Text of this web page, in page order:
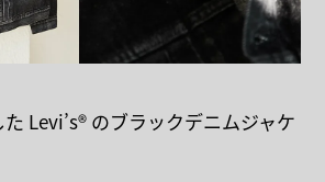
Levi’s® のブラックデニムジャケ